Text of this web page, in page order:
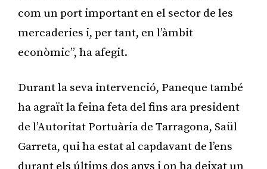
com un port important en el sector de les
mercaderies i, per tant, en l’àmbit
econòmic”, ha afegit.
Durant la seva intervenció, Paneque també
ha agraït la feina feta del fins ara president
de l’Autoritat Portuària de Tarragona, Saül
Garreta, qui ha estat al capdavant de l’ens
durant els últims dos anys i on ha deixat un